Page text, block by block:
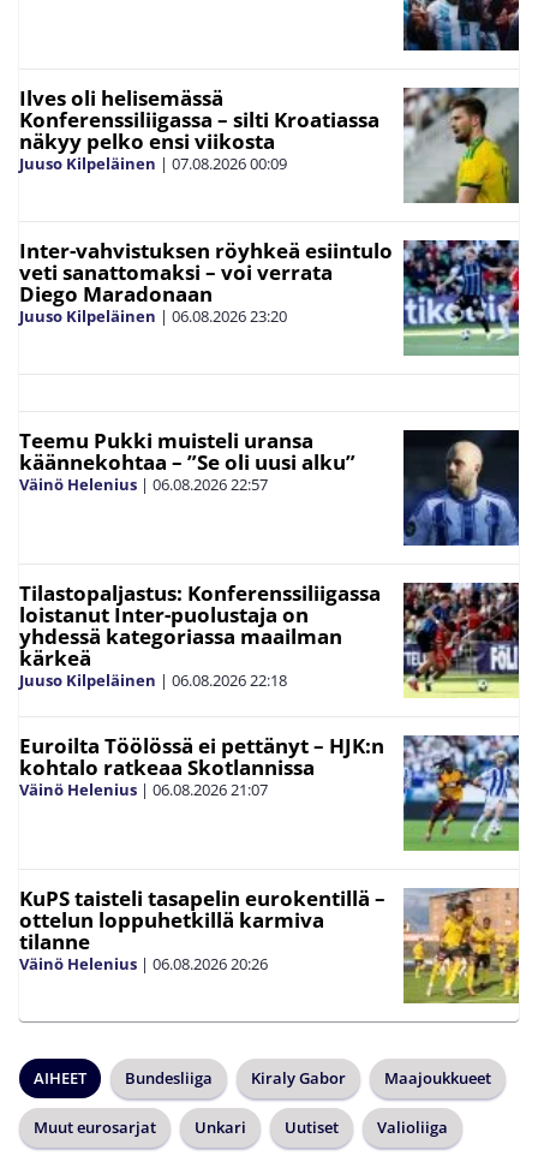
Ilves oli helisemässä
Konferenssiliigassa – silti Kroatiassa
näkyy pelko ensi viikosta
Juuso Kilpeläinen | 07.08.202600:09
Inter-vahvistuksen röyhkeä esiintulo
veti sanattomaksi – voi verrata
Diego Maradonaan
Juuso Kilpeläinen | 06.08.202623:20
Teemu Pukki muisteli uransa
käännekohtaa – ”Se oli uusi alku”
Väinö Helenius | 06.08.202622:57
Tilastopaljastus: Konferenssiliigassa
loistanut Inter-puolustaja on
yhdessä kategoriassa maailman
kärkeä
Juuso Kilpeläinen | 06.08.202622:18
Euroilta Töölössä ei pettänyt – HJK:n
kohtalo ratkeaa Skotlannissa
Väinö Helenius | 06.08.202621:07
KuPS taisteli tasapelin eurokentillä –
ottelun loppuhetkillä karmiva
tilanne
Väinö Helenius | 06.08.202620:26
AIHEET Bundesliiga Kiraly Gabor Maajoukkueet
Muut eurosarjat Unkari Uutiset Valioliiga